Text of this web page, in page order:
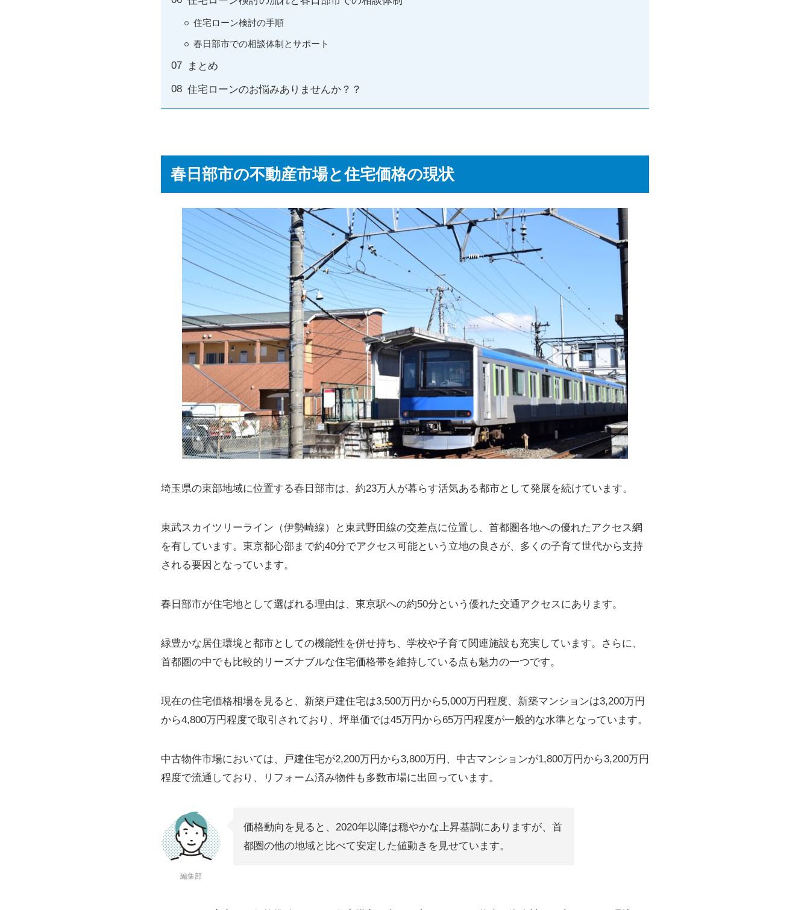
住宅ローン検討の手順
春日部市での相談体制とサポート
まとめ
住宅ローンのお悩みありませんか？？
春日部市の不動産市場と住宅価格の現状
埼玉県の東部地域に位置する春日部市は、約23万人が暮らす活気ある都市として発展を続けています。
東武スカイツリーライン（伊勢崎線）と東武野田線の交差点に位置し、首都圏各地への優れたアクセス網
を有しています。東京都心部まで約40分でアクセス可能という立地の良さが、多くの子育て世代から支持
される要因となっています。
春日部市が住宅地として選ばれる理由は、東京駅への約50分という優れた交通アクセスにあります。
緑豊かな居住環境と都市としての機能性を併せ持ち、学校や子育て関連施設も充実しています。さらに、
首都圏の中でも比較的リーズナブルな住宅価格帯を維持している点も魅力の一つです。
現在の住宅価格相場を見ると、新築戸建住宅は3,500万円から5,000万円程度、新築マンションは3,200万円
から4,800万円程度で取引されており、坪単価では45万円から65万円程度が一般的な水準となっています。
中古物件市場においては、戸建住宅が2,200万円から3,800万円、中古マンションが1,800万円から3,200万円
程度で流通しており、リフォーム済み物件も多数市場に出回っています。
編集部
価格動向を見ると、2020年以降は穏やかな上昇基調にありますが、首
都圏の他の地域と比べて安定した値動きを見せています。